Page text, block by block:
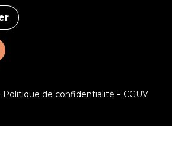
Politique de confidentialité CGUV